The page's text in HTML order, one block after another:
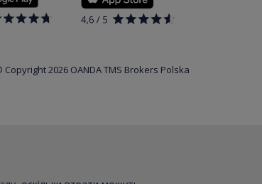
Copyright 2026 OANDA TMS Brokers Polska